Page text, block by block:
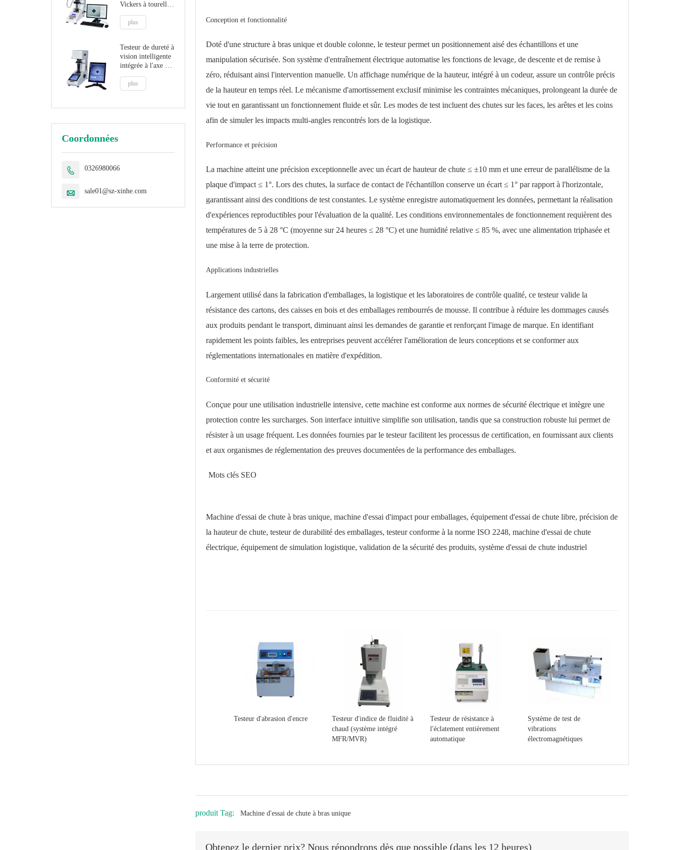
Vickers à tourelle
automatique
informatisée HV-
1000Z
plus
Testeur de dureté à
vision intelligente
intégrée à l'axe Z
PCHVT-1000Z
plus
Coordonnées
 0326980066
 sale01@sz-xinhe.com
Conception et fonctionnalité
Doté d'une structure à bras unique et double colonne, le testeur permet un positionnement aisé des échantillons et une
manipulation sécurisée. Son système d'entraînement électrique automatise les fonctions de levage, de descente et de remise à
zéro, réduisant ainsi l'intervention manuelle. Un affichage numérique de la hauteur, intégré à un codeur, assure un contrôle précis
de la hauteur en temps réel. Le mécanisme d'amortissement exclusif minimise les contraintes mécaniques, prolongeant la durée de
vie tout en garantissant un fonctionnement fluide et sûr. Les modes de test incluent des chutes sur les faces, les arêtes et les coins
afin de simuler les impacts multi-angles rencontrés lors de la logistique.
Performance et précision
La machine atteint une précision exceptionnelle avec un écart de hauteur de chute ≤ ±10 mm et une erreur de parallélisme de la
plaque d'impact ≤ 1°. Lors des chutes, la surface de contact de l'échantillon conserve un écart ≤ 1° par rapport à l'horizontale,
garantissant ainsi des conditions de test constantes. Le système enregistre automatiquement les données, permettant la réalisation
d'expériences reproductibles pour l'évaluation de la qualité. Les conditions environnementales de fonctionnement requièrent des
températures de 5 à 28 °C (moyenne sur 24 heures ≤ 28 °C) et une humidité relative ≤ 85 %, avec une alimentation triphasée et
une mise à la terre de protection.
Applications industrielles
Largement utilisé dans la fabrication d'emballages, la logistique et les laboratoires de contrôle qualité, ce testeur valide la
résistance des cartons, des caisses en bois et des emballages rembourrés de mousse. Il contribue à réduire les dommages causés
aux produits pendant le transport, diminuant ainsi les demandes de garantie et renforçant l'image de marque. En identifiant
rapidement les points faibles, les entreprises peuvent accélérer l'amélioration de leurs conceptions et se conformer aux
réglementations internationales en matière d'expédition.
Conformité et sécurité
Conçue pour une utilisation industrielle intensive, cette machine est conforme aux normes de sécurité électrique et intègre une
protection contre les surcharges. Son interface intuitive simplifie son utilisation, tandis que sa construction robuste lui permet de
résister à un usage fréquent. Les données fournies par le testeur facilitent les processus de certification, en fournissant aux clients
et aux organismes de réglementation des preuves documentées de la performance des emballages.
Mots clés SEO
Machine d'essai de chute à bras unique, machine d'essai d'impact pour emballages, équipement d'essai de chute libre, précision de
la hauteur de chute, testeur de durabilité des emballages, testeur conforme à la norme ISO 2248, machine d'essai de chute
électrique, équipement de simulation logistique, validation de la sécurité des produits, système d'essai de chute industriel
Testeur d'abrasion d'encre
Testeur d'indice de fluidité à
chaud (système intégré
MFR/MVR)
Testeur de résistance à
l'éclatement entièrement
automatique
Système de test de
vibrations
électromagnétiques
produit Tag: Machine d'essai de chute à bras unique
Obtenez le dernier prix? Nous répondrons dès que possible (dans les 12 heures)